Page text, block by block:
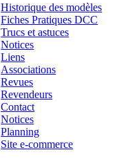
Historique des modèles
Fiches Pratiques DCC
Trucs et astuces
Notices
Liens
Associations
Revues
Revendeurs
Contact
Notices
Planning
Site e-commerce